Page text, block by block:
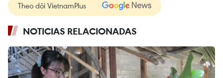
Theo dõi VietnamPlus
NOTICIAS RELACIONADAS